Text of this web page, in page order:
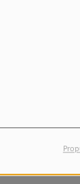
une
n’existe plus.